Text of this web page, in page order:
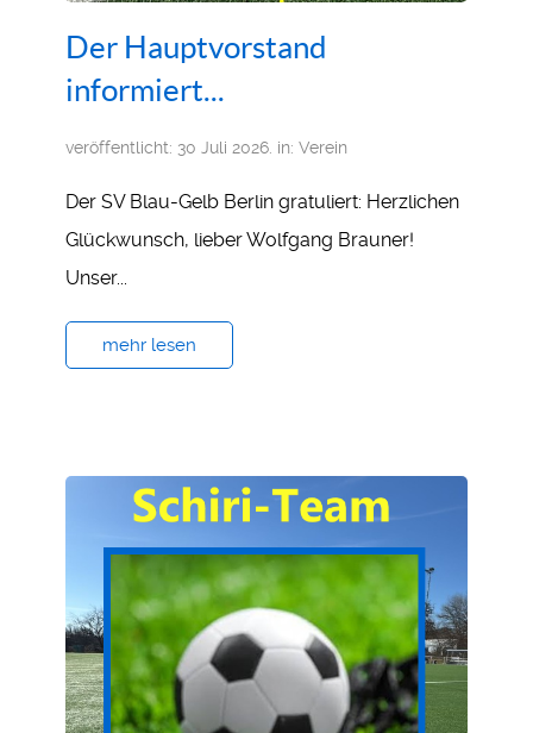
Der Hauptvorstand
informiert...
veröffentlicht: 30 Juli 2026. in: Verein
Der SV Blau-Gelb Berlin gratuliert: Herzlichen
Glückwunsch, lieber Wolfgang Brauner!
Unser...
mehr lesen